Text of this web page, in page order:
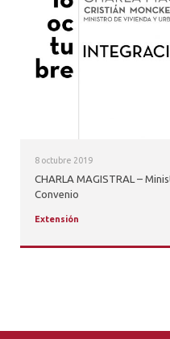
PLATAFORMA VUT
8 octubre 2019
CHARLA MAGISTRAL –
Convenio
Extensión